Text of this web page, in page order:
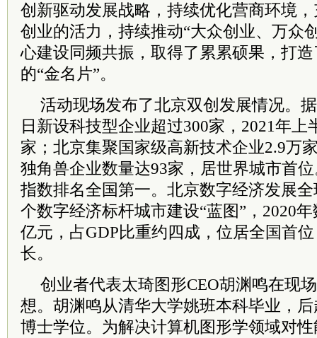
创新驱动发展战略，持续优化营商环境
创业的活力，持续推动“大众创业、万众
心建设同频共振，取得了累累硕果，打
的“金名片”。
活动现场发布了北京双创发展情况。
日新设科技型企业超过300家，2021年上
家；北京集聚国家级高新技术企业2.9万
独角兽企业数量达93家，居世界城市首
指数排名全国第一。北京数字经济发展
个数字经济标杆城市建设“蓝图”，2020
亿元，占GDP比重约四成，位居全国首
长。
创业者代表太琦图形CEO胡渊鸣在现
想。胡渊鸣从清华大学姚班本科毕业，
博士学位。为解决计算机图形学领域对